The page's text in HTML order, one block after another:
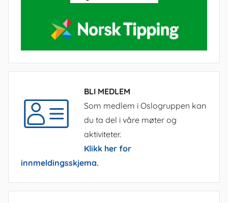
BLI MEDLEM
Som medlem i Oslogruppen kan
du ta del i våre møter og
aktiviteter.
Klikk her for
innmeldingsskjema.